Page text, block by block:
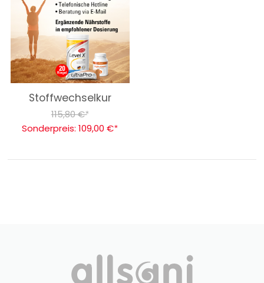
Stoffwechselkur
115,80 €*
Sonderpreis: 109,00 €*